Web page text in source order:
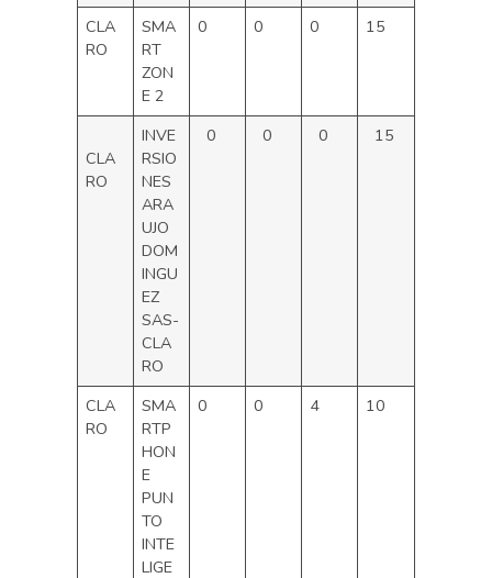
CLA
RO
SMA
RT
ZON
E 2
0 0 0 15
CLA
RO
INVE
RSIO
NES
ARA
UJO
DOM
INGU
EZ
SAS-
CLA
RO
0 0 0 15
CLA
RO
SMA
RTP
HON
E
PUN
TO
INTE
LIGE
0 0 4 10